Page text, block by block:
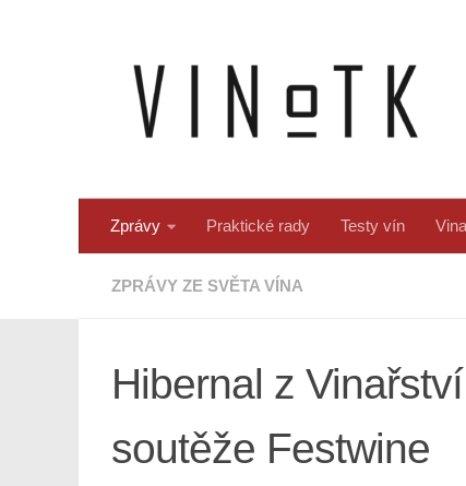
Zprávy Praktické rady Testy vín
ZPRÁVY ZE SVĚTA VÍNA
Hibernal z
soutěže Festwine